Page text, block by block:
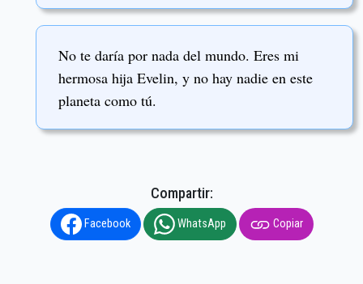
No te daría por nada del mundo. Eres mi
hermosa hija Evelin, y no hay nadie en este
planeta como tú.
Compartir:
Facebook WhatsApp Copiar